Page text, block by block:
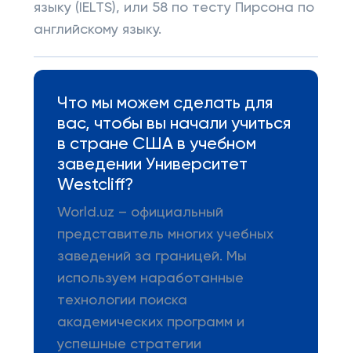
языку (IELTS), или 58 по тесту Пирсона по
английскому языку.
Что мы можем сделать для
вас, чтобы вы начали учиться
в стране США в учебном
заведении Университет
Westcliff?
World.uz – официальный
представитель многих учебных
заведений за границей. Мы
используем наработанные
технологии поиска
академических программ и
успешные стратегии